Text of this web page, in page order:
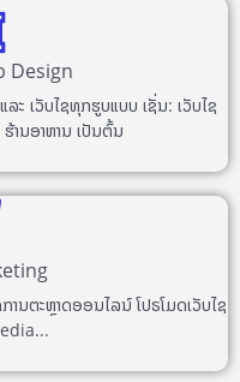
Design
ເວັບໄຊທຸກຮູບແບບ ເຊັ່ນ: ເວັບໄຊ
ານອາຫານ ເປັນຕົ້ນ
ານຕະຫຼາດອອນໄລນ໌ ໂປຣໂມດເວັບໄຊ